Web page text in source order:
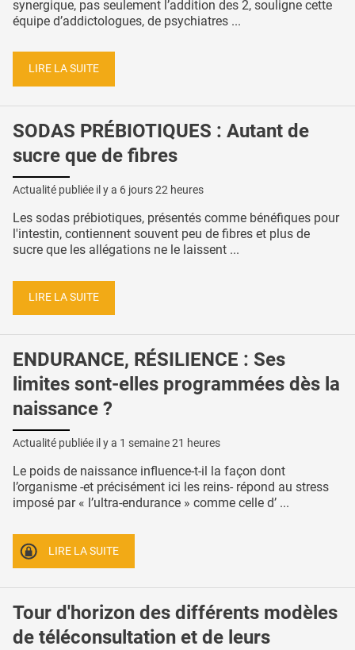
synergique, pas seulement l’addition des 2, souligne cette
équipe d’addictologues, de psychiatres ...
LIRE LA SUITE
SODAS PRÉBIOTIQUES : Autant de
sucre que de fibres
Actualité publiée il y a 6 jours 22 heures
Les sodas prébiotiques, présentés comme bénéfiques pour
l'intestin, contiennent souvent peu de fibres et plus de
sucre que les allégations ne le laissent ...
LIRE LA SUITE
ENDURANCE, RÉSILIENCE : Ses
limites sont-elles programmées dès la
naissance ?
Actualité publiée il y a 1 semaine 21 heures
Le poids de naissance influence-t-il la façon dont
l’organisme -et précisément ici les reins- répond au stress
imposé par « l’ultra-endurance » comme celle d’ ...
LIRE LA SUITE
Tour d'horizon des différents modèles
de téléconsultation et de leurs